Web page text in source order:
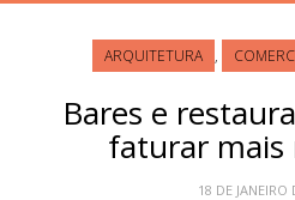
ARQUITETURA ,
Bares e
faturar mais
18 DE JANEIRO